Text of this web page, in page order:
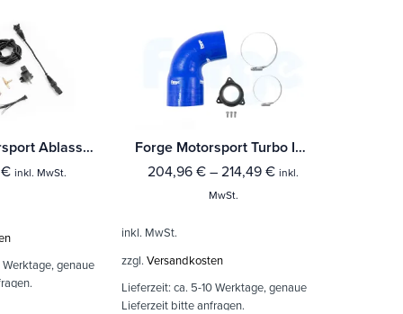
Forge Motorsport Ablassventil / Blow Off für Toyota Yaris GR
€ inkl. MwSt.
Werktage, genaue
Forge Motorsport Turbo Inlet Adapter Hyundai i30N inkl. Performance
204,96 € – 214,49 € inkl.
MwSt.
inkl. MwSt.
zzgl. Versandkosten
Lieferzeit: ca. 5-10 Werktage, genaue
Lieferzeit bitte anfragen.